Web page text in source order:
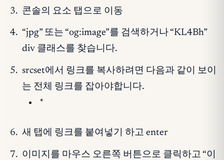
콘솔의 요소 탭으로 이동
“jpg” 또는 “og:image”를 검색하거나 “KL4Bh”
div 클래스를 찾습니다.
srcset에서 링크를 복사하려면 다음과 같이 보이
는 전체 링크를 잡아야합니다.
*
새 탭에 링크를 붙여넣기 하고 enter
이미지를 마우스 오른쪽 버튼으로 클릭하고 “이